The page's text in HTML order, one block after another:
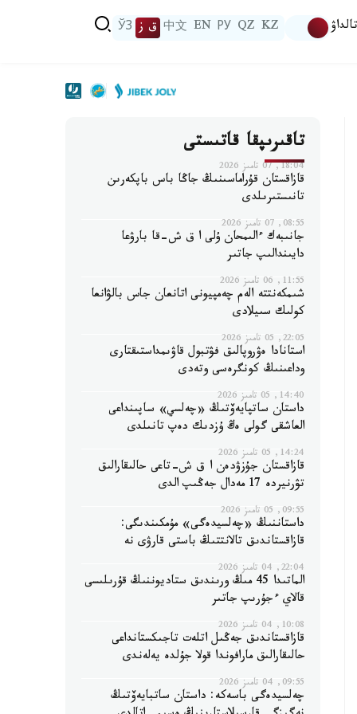
تالداۋ KZ
QZ
РУ
EN
中文 ق ز ЎЗ
تاقىرىپقا قاتىستى
18:04, 07 تامىز 2026
قازاقستان قۇراماسىنىڭ جاڭا باس باپكەرىن
تانىستىرىلدى
08:55, 07 تامىز 2026
جانىبەك ءالىمحان ۇلى ا ق ش-قا بارۋعا
دايىندالىپ جاتىر
11:55, 06 تامىز 2026
شىمكەنتتە الەم چەمپيونى اتانعان جاس بالۋانعا
كولىك سىيلادى
22:05, 05 تامىز 2026
استانادا ەۋروپالىق فۋتبول قاۋىمداستىقتارى
وداعىنىڭ كونگرەسى وتەدى
14:40, 05 تامىز 2026
داستان ساتپايەۆتىڭ «چەلسي» ساپىنداعى
العاشقى گولى ەڭ ۇزدىك دەپ تانىلدى
14:24, 05 تامىز 2026
قازاقستان جۇزۋدەن ا ق ش-تاعى حالىقارالىق
تۋرنيردە 17 مەدال جەڭىپ الدى
09:55, 05 تامىز 2026
داستاننىڭ «چەلسيدەگى» مۇمكىندىگى:
قازاقستاندىق تالانتتىڭ باستى قارۋى نە
22:04, 04 تامىز 2026
الماتىدا 45 مىڭ ورىندىق ستاديوننىڭ قۇرىلىسى
قالاي ءجۇرىپ جاتىر
10:08, 04 تامىز 2026
قازاقستاندىق جەڭىل اتلەت تاجىكستانداعى
حالىقارالىق مارافوندا قولا جۇلدە يەلەندى
09:55, 04 تامىز 2026
چەلسيدەگى باسەكە: داستان ساتبايەۆتىڭ